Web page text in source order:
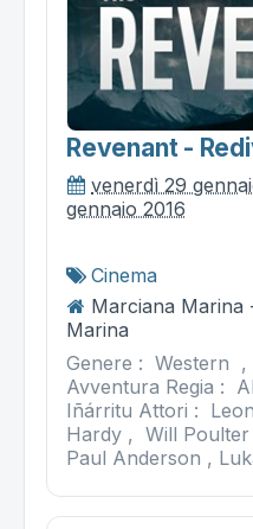
Revenant -
venerdì 29
gennaio 2016
Cinema
Marciana Marina
Marina
Genere : Western
Avventura Regia :
Iñárritu Attori :
Hardy , Will
Paul Anderson ,